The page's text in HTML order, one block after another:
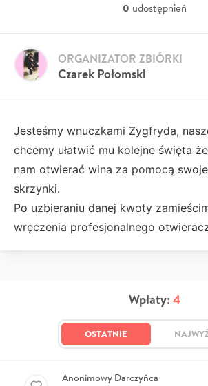
0 udostępnień
Czarek Połomski
ORGANIZATOR ZBIÓRKI
Jesteśmy wnuczkami Zygfryda,
chcemy ułatwić mu kolejne święta
nam otwierać wina za pomocą
skrzynki.
Po uzbieraniu danej kwoty
wręczenia profesjonalnego
Wpłaty: 4
OSTATNIE
Anonimowy Darczyńca